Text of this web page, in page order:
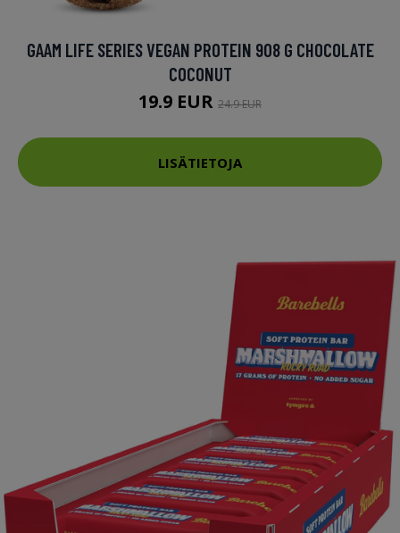
GAAM LIFE SERIES VEGAN PROTEIN 908 G CHOCOLATE
COCONUT
19.9 EUR 24.9 EUR
LISÄTIETOJA